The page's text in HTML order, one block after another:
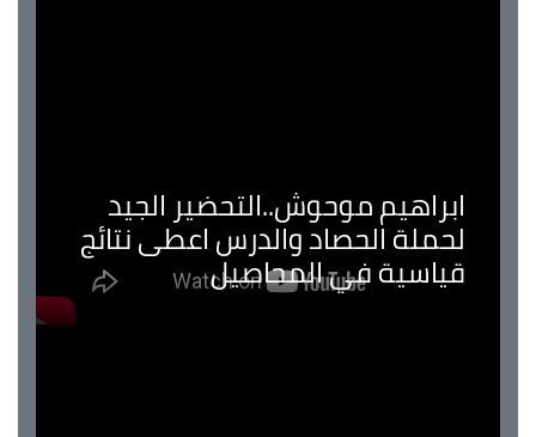
ابراهيم موحوش..التحضير الجيد
لحملة الحصاد والدرس اعطى نتائج
قياسية في المحاصيل